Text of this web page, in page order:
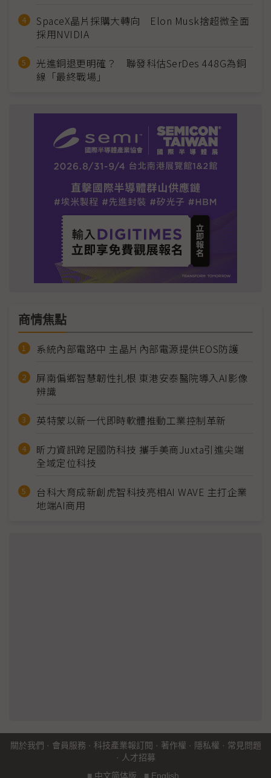
SpaceX晶片採購大轉向 Elon Musk捨超微全面
採用NVIDIA
光進銅退更明確？ 聯發科估SerDes 448G為銅
線「最終戰場」
商情焦點
系統內部電路中 主晶片內部電源提供EOS防護
屏南偏鄉智慧韌性扎根 東港安泰醫院導入AI影像
辨識
英特蒙以新一代即時軟體推動工業控制革新
昕力資訊跨足國防科技 攜手美商Juxta引進尖端
全域定位科技
台科大育成新創虎智科技亮相AI WAVE 主打企業
地端AI商用
關於我們 · 會員服務 · 科技產業報訂閱 · 著作權 · 隱私權 · 常見問題
· 人才招募
■ 中文简体版 ■ English